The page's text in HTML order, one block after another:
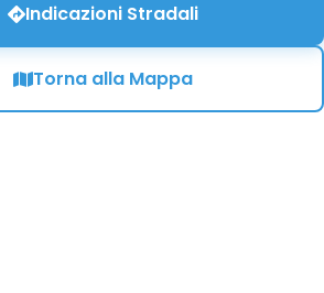
Indicazioni Stradali
Torna alla Mappa